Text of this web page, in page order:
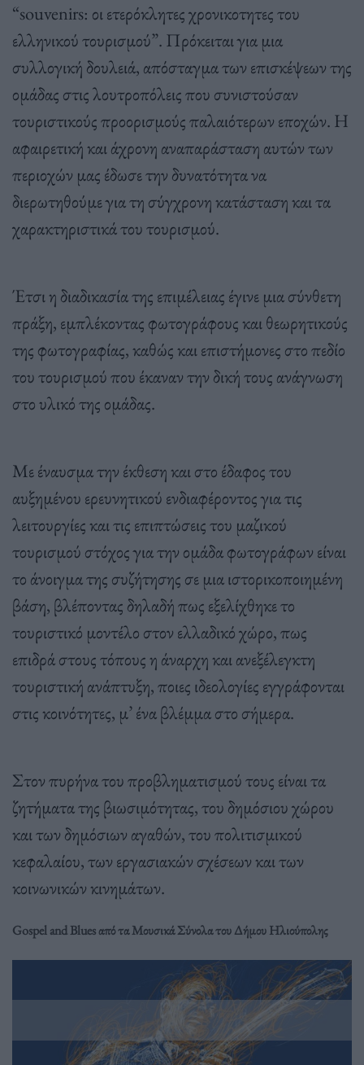
“souvenirs: οι ετερόκλητες χρονικοτητες του
ελληνικού τουρισμού”. Πρόκειται για μια
συλλογική δουλειά, απόσταγμα των επισκέψεων της
ομάδας στις λουτροπόλεις που συνιστούσαν
τουριστικούς προορισμούς παλαιότερων εποχών. Η
αφαιρετική και άχρονη αναπαράσταση αυτών των
περιοχών μας έδωσε την δυνατότητα να
διερωτηθούμε για τη σύγχρονη κατάσταση και τα
χαρακτηριστικά του τουρισμού.
Έτσι η διαδικασία της επιμέλειας έγινε μια σύνθετη
πράξη, εμπλέκοντας φωτογράφους και θεωρητικούς
της φωτογραφίας, καθώς και επιστήμονες στο πεδίο
του τουρισμού που έκαναν την δική τους ανάγνωση
στο υλικό της ομάδας.
Με έναυσμα την έκθεση και στο έδαφος του
αυξημένου ερευνητικού ενδιαφέροντος για τις
λειτουργίες και τις επιπτώσεις του μαζικού
τουρισμού στόχος για την ομάδα φωτογράφων είναι
το άνοιγμα της συζήτησης σε μια ιστορικοποιημένη
βάση, βλέποντας δηλαδή πως εξελίχθηκε το
τουριστικό μοντέλο στον ελλαδικό χώρο, πως
επιδρά στους τόπους η άναρχη και ανεξέλεγκτη
τουριστική ανάπτυξη, ποιες ιδεολογίες εγγράφονται
στις κοινότητες, μ’ ένα βλέμμα στο σήμερα.
Στον πυρήνα του προβληματισμού τους είναι τα
ζητήματα της βιωσιμότητας, του δημόσιου χώρου
και των δημόσιων αγαθών, του πολιτισμικού
κεφαλαίου, των εργασιακών σχέσεων και των
κοινωνικών κινημάτων.
Gospel and Blues από τα Μουσικά Σύνολα του Δήμου Ηλιούπολης